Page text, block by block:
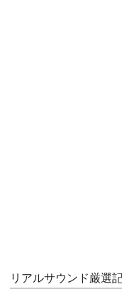
リアルサウンド厳選